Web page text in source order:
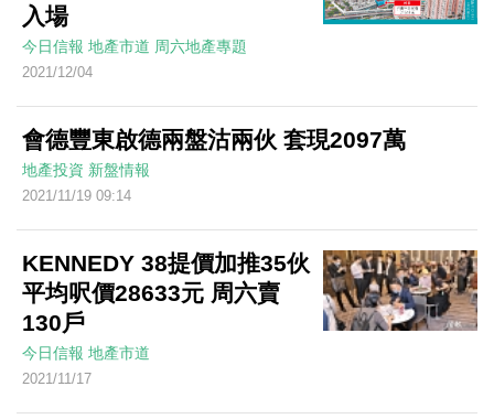
入場
今日信報 地產市道 周六地產專題
2021/12/04
會德豐東啟德兩盤沽兩伙 套現2097萬
地產投資 新盤情報
2021/11/19 09:14
KENNEDY 38提價加推35伙
平均呎價28633元 周六賣
130戶
今日信報 地產市道
2021/11/17